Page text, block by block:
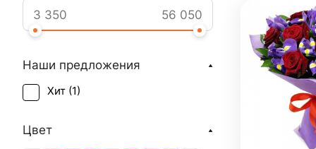
Наши предложения
Хит (1)
Цвет